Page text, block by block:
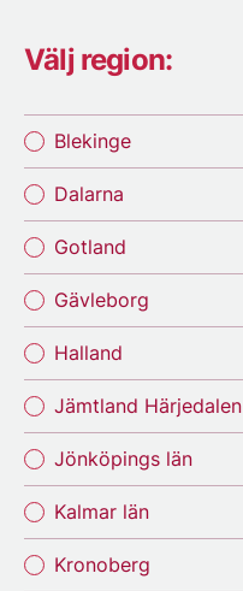
Välj region:
Blekinge
Dalarna
Gotland
Gävleborg
Halland
Jämtland Härjedalen
Jönköpings län
Kalmar län
Kronoberg